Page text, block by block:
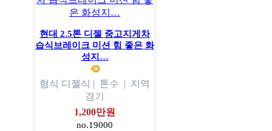
현대 2.5톤 디젤 중고지게차
습식브레이크 미션 힘 좋은 화
성지…
형식 디젤식 | 톤수 | 지역
경기
1,200만원
no.19000